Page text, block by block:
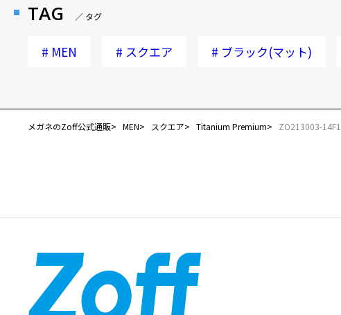
TAG ／ タグ
# MEN # スクエア # ブラック(マット)
メガネのZoff公式通販 MEN スクエア Titanium Premium ZO213003-14F1